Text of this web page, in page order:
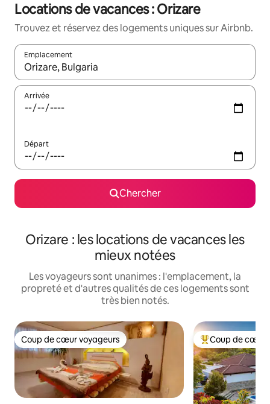
Locations de vacances : Orizare
Trouvez et réservez des logements uniques sur Airbnb.
Emplacement
Quand les résultats sont affichés, parcourez-les en utilisant
Arrivée
Départ
Chercher
Orizare : les locations de vacances les
mieux notées
Les voyageurs sont unanimes : l'emplacement, la
propreté et d'autres qualités de ces logements sont
très bien notés.
Coup de cœur voyageurs
Coup de cœur voyageurs Coup de cœur
Coup de cœur